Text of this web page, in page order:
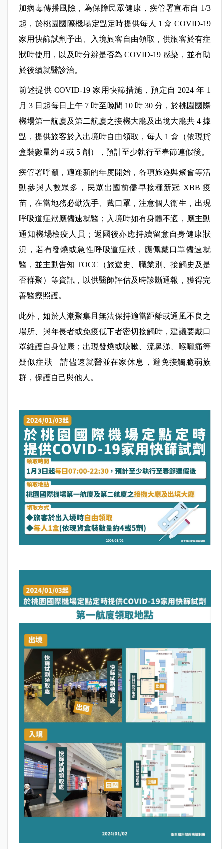
加病毒傳播風險，為保障民眾健康，疾管署宣布自 1/3
起，於桃園國際機場定點定時提供每人 1 盒 COVID-19
家用快篩試劑予出、入境旅客自由領取，供旅客於有症
狀時使用，以及時分辨是否為 COVID-19 感染，並有助
於後續就醫診治。
前述提供 COVID-19 家用快篩措施，預定自 2024 年 1
月 3 日起每日上午 7 時至晚間 10 時 30 分，於桃園國際
機場第一航廈及第二航廈之接機大廳及出境大廳共 4 據
點，提供旅客於入出境時自由領取，每人 1 盒（依現貨
盒裝數量約 4 或 5 劑），預計至少執行至春節連假後。
疾管署呼籲，適逢新的年度開始，各項旅遊與聚會等活
動參與人數眾多，民眾出國前儘早接種新冠 XBB 疫
苗，在當地務必勤洗手、戴口罩，注意個人衛生，出現
呼吸道症狀應儘速就醫；入境時如有身體不適，應主動
通知機場檢疫人員；返國後亦應持續留意自身健康狀
況，若有發燒或急性呼吸道症狀，應佩戴口罩儘速就
醫，並主動告知 TOCC（旅遊史、職業別、接觸史及是
否群聚）等資訊，以供醫師評估及時診斷通報，獲得完
善醫療照護。
此外，如於人潮聚集且無法保持適當距離或通風不良之
場所、與年長者或免疫低下者密切接觸時，建議要戴口
罩維護自身健康；出現發燒或咳嗽、流鼻涕、喉嚨痛等
疑似症狀，請儘速就醫並在家休息，避免接觸脆弱族
群，保護自己與他人。